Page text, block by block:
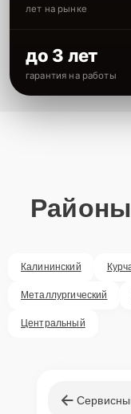
лет на рынке
до 3 лет
гарантия на работы
Калининский
Металлургический
Центральный